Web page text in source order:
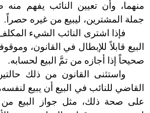
منهما، وأن تعيين النائب يفهم
جملة المشترين، ليبيع من غيره حصراً.
فإذا اشترى النائب الشيء
البيع قابلاً للإبطال في القانون،
صحيحاً إذا أجازه من تمَّ البيع لحسابه.
واستثنى القانون من ذلك
القاضي للنائب في البيع أن يبيع
على صحة ذلك، مثل جواز البيع من